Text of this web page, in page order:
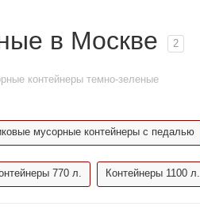
в Москве 2
контейнеры темно-зеленые
мусорные контейнеры с педалью
770 л. Контейнеры 1100 л.